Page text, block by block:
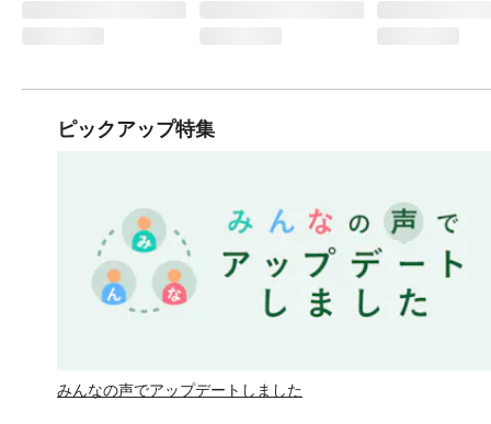
ピックアップ特集
みんなの声でアップデートしました